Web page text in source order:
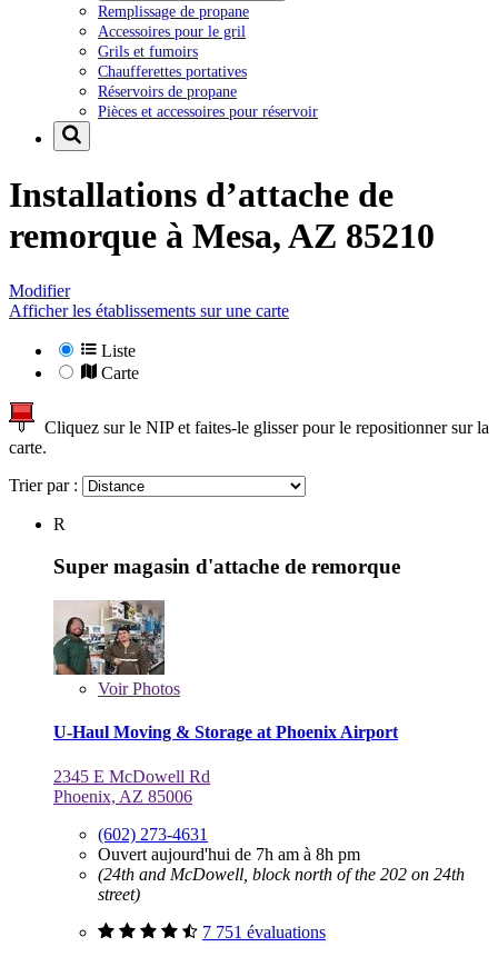
Remplissage de propane
Accessoires pour le gril
Grils et fumoirs
Chaufferettes portatives
Réservoirs de propane
Pièces et accessoires pour réservoir
Installations d’attache de
remorque à Mesa, AZ 85210
Modifier
Afficher les établissements sur une carte
Liste
Carte
Cliquez sur le NIP et faites-le glisser pour le repositionner sur la
carte.
Trier par :
R
Super magasin d'attache de remorque
VoirPhotos
U-Haul Moving & Storage at Phoenix Airport
2345 E McDowell Rd
Phoenix, AZ 85006
(602) 273-4631
Ouvert aujourd'hui de 7h am à 8h pm
(24th and McDowell, block north of the 202 on 24th
street)
7 751 évaluations